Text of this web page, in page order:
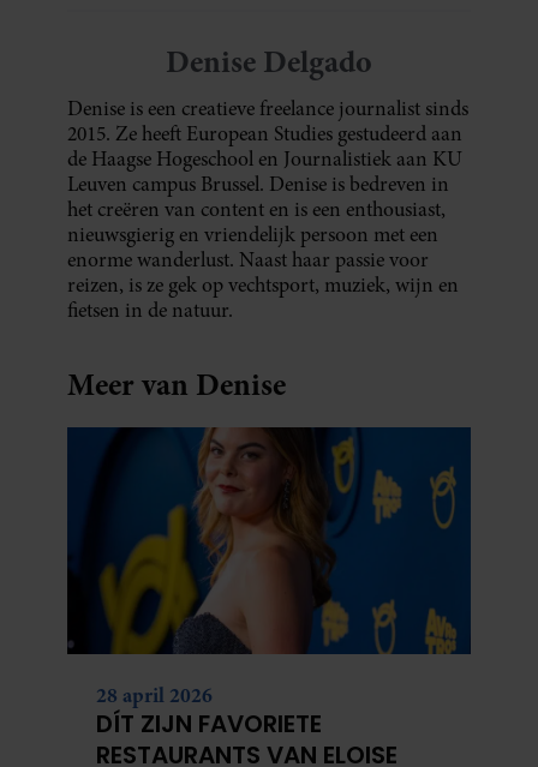
Denise Delgado
Denise is een creatieve freelance journalist sinds
2015. Ze heeft European Studies gestudeerd aan
de Haagse Hogeschool en Journalistiek aan KU
Leuven campus Brussel. Denise is bedreven in
het creëren van content en is een enthousiast,
nieuwsgierig en vriendelijk persoon met een
enorme wanderlust. Naast haar passie voor
reizen, is ze gek op vechtsport, muziek, wijn en
fietsen in de natuur.
Meer van Denise
28 april 2026
DÍT ZIJN FAVORIETE
RESTAURANTS VAN ELOISE